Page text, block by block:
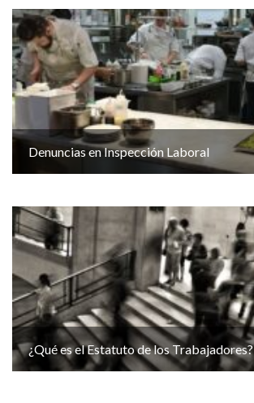
Denuncias en Inspección Laboral
¿Qué es el Estatuto de los Trabajadores?